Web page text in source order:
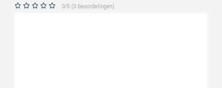
0/5 (0 beoordelingen)